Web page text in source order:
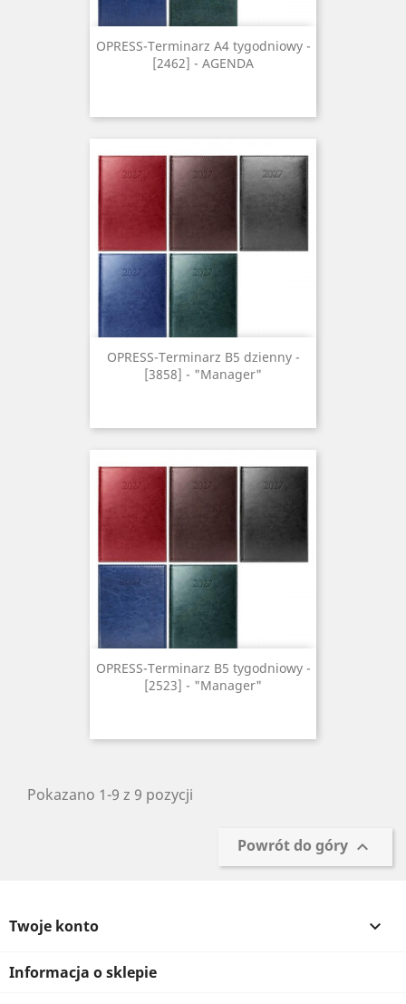
OPRESS-Terminarz A4 tygodniowy -
[2462] - AGENDA
OPRESS-Terminarz B5 dzienny -
[3858] - "Manager"
OPRESS-Terminarz B5 tygodniowy -
[2523] - "Manager"
Pokazano 1-9 z 9 pozycji
Powrót do góry 
Twoje konto 
Informacja o sklepie